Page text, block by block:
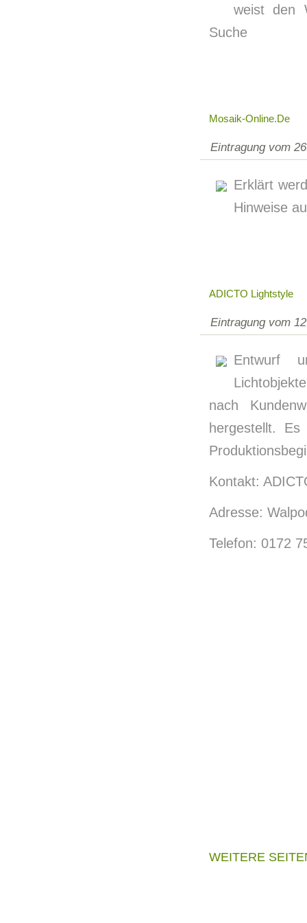
weist den
Suche
Mosaik-Online.de
Eintragung vom
Erklärt
Hinweise
ADICTO Lightstyle
Eintragung vom
Entwurf
nach
hergestellt.
Kontakt:
Adresse:
Telefon: 0172
WEITERE